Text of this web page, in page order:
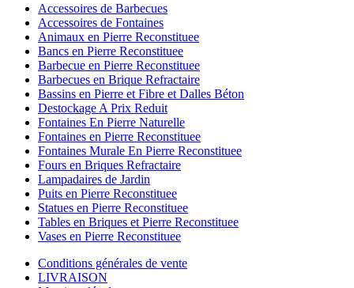
Accessoires de Barbecues
Accessoires de Fontaines
Animaux en Pierre Reconstituee
Bancs en Pierre Reconstituee
Barbecue en Pierre Reconstituee
Barbecues en Brique Refractaire
Bassins en Pierre et Fibre et Dalles Béton
Destockage A Prix Reduit
Fontaines En Pierre Naturelle
Fontaines en Pierre Reconstituee
Fontaines Murale En Pierre Reconstituee
Fours en Briques Refractaire
Lampadaires de Jardin
Puits en Pierre Reconstituee
Statues en Pierre Reconstituee
Tables en Briques et Pierre Reconstituee
Vases en Pierre Reconstituee
Conditions générales de vente
LIVRAISON